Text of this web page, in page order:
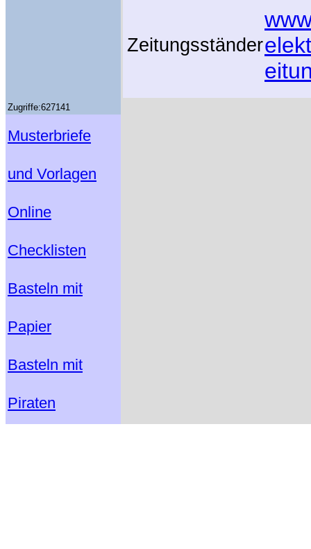
Zeitungsständer
Zugriffe:627141
Musterbriefe
und Vorlagen
Online
Checklisten
Basteln mit
Papier
Basteln mit
Piraten